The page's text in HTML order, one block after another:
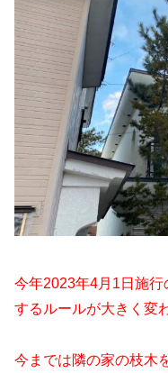
今年2023年4月1日施行
するルールが大きく変
今までは隣の家の枝木